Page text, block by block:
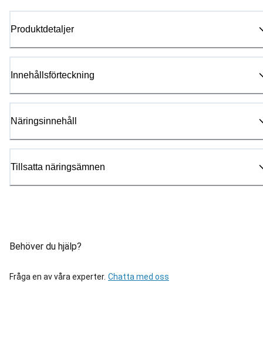
Produktdetaljer
Innehållsförteckning
Näringsinnehåll
Tillsatta näringsämnen
Behöver du hjälp?
Fråga en av våra experter. Chatta med oss